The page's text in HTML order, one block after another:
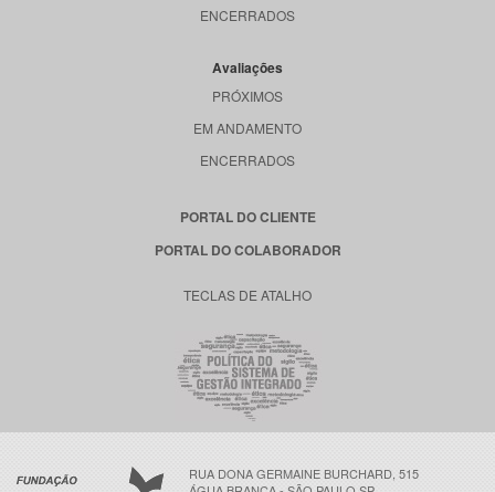
ENCERRADOS
Avaliações
PRÓXIMOS
EM ANDAMENTO
ENCERRADOS
PORTAL DO CLIENTE
PORTAL DO COLABORADOR
TECLAS DE ATALHO
RUA DONA GERMAINE BURCHARD, 515